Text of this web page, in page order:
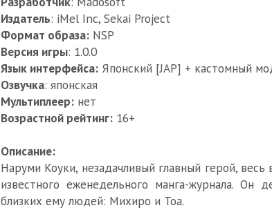
Издатель: iMel Inc, Sekai Project
Формат образа: NSP
Версия игры: 1.0.0
Язык интерфейса: Японский [JAP] + кастомный
Озвучка: японская
Мультиплеер: нет
Возрастной рейтинг: 16+
Описание:
Наруми Коуки, незадачливый главный герой,
известного еженедельного манга-журнала.
близких ему людей: Михиро и Тоа.